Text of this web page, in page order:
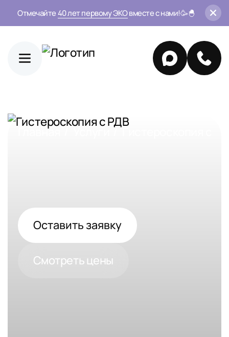
Отмечайте 40 лет первому ЭКОвместе с нами!🥳🐣
Главная Услуги
Оставить заявку
Смотреть цены